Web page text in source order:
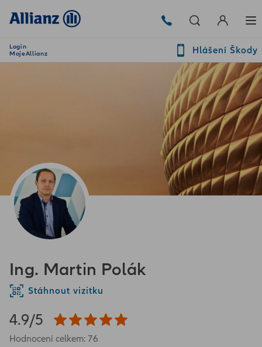
Login
MojeAllianz
Hlášení Škody
Ing. Martin Polák
Stáhnout vizitku
4.9/5
Hodnocení celkem: 76